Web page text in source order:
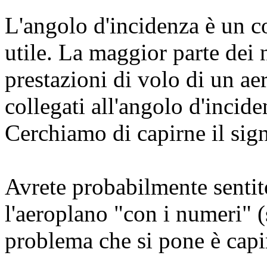
L'angolo d'incidenza è un
utile. La maggior parte
prestazioni di volo di un
collegati all'angolo
Cerchiamo di capirne il
Avrete probabilmente
l'aeroplano "con i numeri"
problema che si pone è